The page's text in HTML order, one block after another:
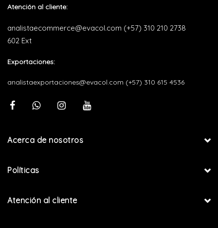
Atención al cliente:
analistaecommerce@evacol.com (+57) 310 210 2738
602 Ext
Exportaciones:
analistaexportaciones@evacol.com (+57) 310 615 4536
Acerca de nosotros
Políticas
Atención al cliente